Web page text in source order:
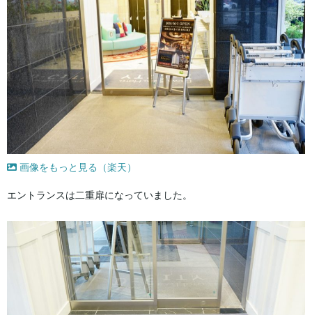
画像をもっと見る（楽天）
エントランスは二重扉になっていました。